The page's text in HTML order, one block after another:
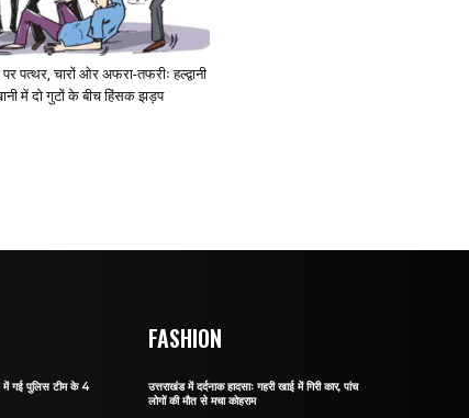
पत्थर, चारों ओर अफरा-तफरीः हल्द्वानी
में दो गुटों के बीच हिंसक झड़प
में गई पुलिस टीम के 4
FASHION
उत्तराखंड में दर्दनाक हादसाः गहरी खाई में गिरी कार, पांच
लोगों की मौत से मचा कोहराम